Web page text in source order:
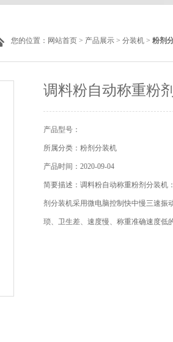
您的位置： 网站首页 > 产品展示 > 分装机 > 粉剂
调料粉自动称重粉
产品型号：
所属分类：粉剂分装机
产品时间：2020-09-04
简要描述：调料粉自动称重粉剂分装机
剂分装机采用微电脑控制快中慢三速振
琐、卫生差、速度慢、称重准确速度低